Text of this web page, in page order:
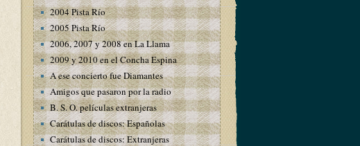
2004 Pista Río
2005 Pista Río
2006, 2007 y 2008 en La Llama
2009 y 2010 en el Concha Espina
A ese concierto fue Diamantes
Amigos que pasaron por la radio
B. S. O. películas extranjeras
Carátulas de discos: Españolas
Carátulas de discos: Extranjeras